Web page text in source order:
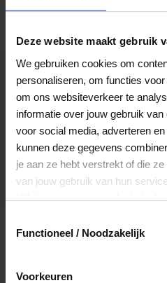
Deze website maakt gebruik
We gebruiken cookies om
personaliseren, om functies
om ons websiteverkeer te
informatie over jouw gebruik
voor social media, adverteren
kunnen deze gegevens
je aan ze hebt verstrekt of die
van jouw gebruik van hun
Klikhiervoor ons cookiebeleid.
Functioneel / Noodzakelijk
Voorkeuren
Bestel jouw
eenvoudige